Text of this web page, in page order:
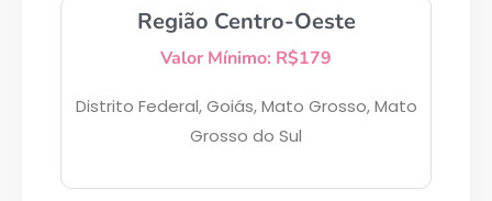
Região Centro-Oeste
Valor Mínimo: R$179
Distrito Federal, Goiás, Mato Grosso, Mato
Grosso do Sul